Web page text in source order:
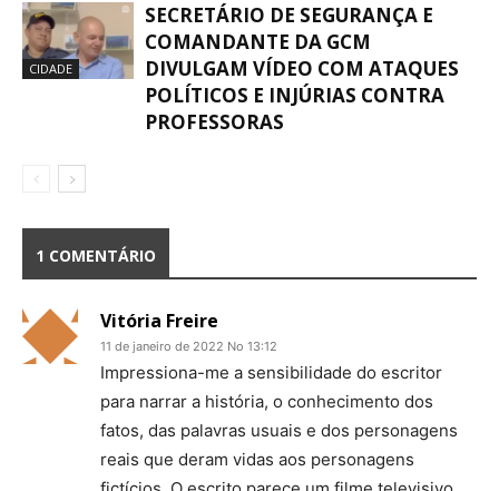
CIDADE
SECRETÁRIO DE SEGURANÇA E
COMANDANTE DA GCM
DIVULGAM VÍDEO COM ATAQUES
POLÍTICOS E INJÚRIAS CONTRA
PROFESSORAS
1 COMENTÁRIO
Vitória Freire
11 de janeiro de 2022 No 13:12
Impressiona-me a sensibilidade do escritor
para narrar a história, o conhecimento dos
fatos, das palavras usuais e dos personagens
reais que deram vidas aos personagens